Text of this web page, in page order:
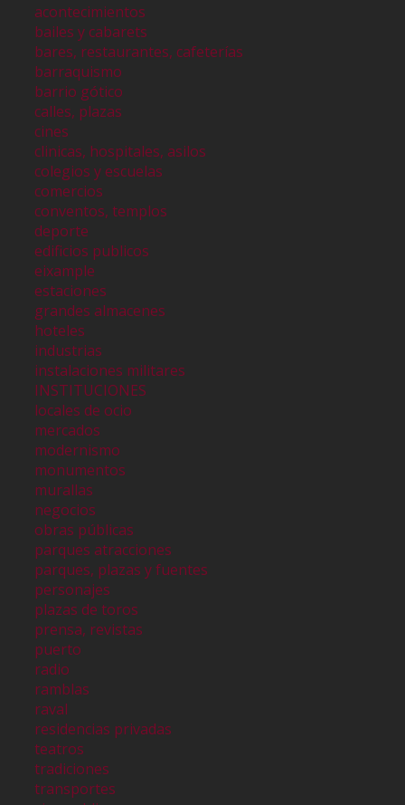
acontecimientos
bailes y cabarets
bares, restaurantes, cafeterías
barraquismo
barrio gótico
calles, plazas
cines
clinicas, hospitales, asilos
colegios y escuelas
comercios
conventos, templos
deporte
edificios publicos
eixample
estaciones
grandes almacenes
hoteles
industrias
instalaciones militares
INSTITUCIONES
locales de ocio
mercados
modernismo
monumentos
murallas
negocios
obras públicas
parques atracciones
parques, plazas y fuentes
personajes
plazas de toros
prensa, revistas
puerto
radio
ramblas
raval
residencias privadas
teatros
tradiciones
transportes